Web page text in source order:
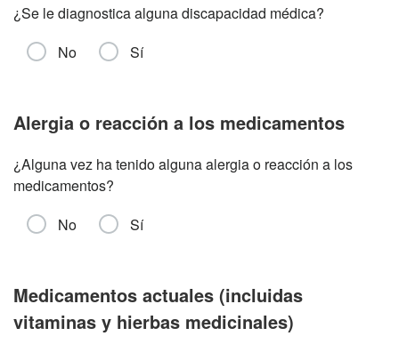
¿Se le diagnostica alguna discapacidad médica?
No
Sí
Alergia o reacción a los medicamentos
¿Alguna vez ha tenido alguna alergia o reacción a los
medicamentos?
No
Sí
Medicamentos actuales (incluidas
vitaminas y hierbas medicinales)